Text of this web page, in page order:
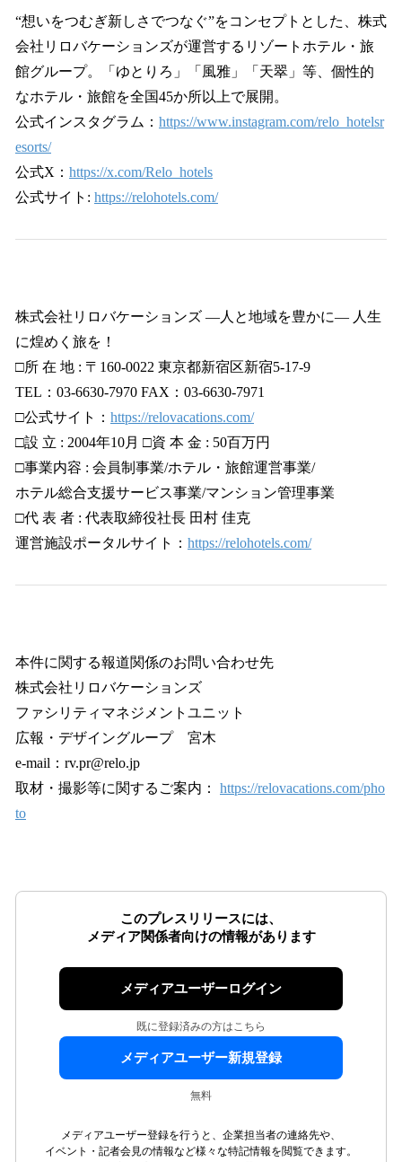
“想いをつむぎ新しさでつなぐ”をコンセプトとした、株式
会社リロバケーションズが運営するリゾートホテル・旅
館グループ。「ゆとりろ」「風雅」「天翠」等、個性的
なホテル・旅館を全国45か所以上で展開。
公式インスタグラム： https://www.instagram.com/relo_hotelsr
esorts/
公式X： https://x.com/Relo_hotels
公式サイト: https://relohotels.com/
株式会社リロバケーションズ ―人と地域を豊かに― 人生
に煌めく旅を！
□所 在 地 : 〒160-0022 東京都新宿区新宿5-17-9
TEL：03-6630-7970 FAX：03-6630-7971
□公式サイト： https://relovacations.com/
□設 立 : 2004年10月 □資 本 金 : 50百万円
□事業内容 : 会員制事業/ホテル・旅館運営事業/
ホテル総合支援サービス事業/マンション管理事業
□代 表 者 : 代表取締役社長 田村 佳克
運営施設ポータルサイト： https://relohotels.com/
本件に関する報道関係のお問い合わせ先
株式会社リロバケーションズ
ファシリティマネジメントユニット
広報・デザイングループ 宮木
e-mail：rv.pr@relo.jp
取材・撮影等に関するご案内： https://relovacations.com/pho
to
このプレスリリースには、
メディア関係者向けの情報があります
メディアユーザーログイン
既に登録済みの方はこちら
メディアユーザー新規登録
無料
メディアユーザー登録を行うと、企業担当者の連絡先や、
イベント・記者会見の情報など様々な特記情報を閲覧できます。